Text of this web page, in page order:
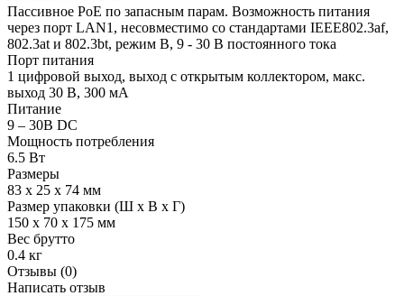
Пассивное PoE по запасным парам. Возможность питания
через порт LAN1, несовместимо со стандартами IEEE802.3af,
802.3at и 802.3bt, режим B, 9 - 30 В постоянного тока
Порт питания
1 цифровой выход, выход с открытым коллектором, макс.
выход 30 В, 300 мА
Питание
9 – 30В DC
Мощность потребления
6.5 Вт
Размеры
83 x 25 x 74 мм
Размер упаковки (Ш х В х Г)
150 x 70 x 175 мм
Вес брутто
0.4 кг
Отзывы (0)
Написать отзыв